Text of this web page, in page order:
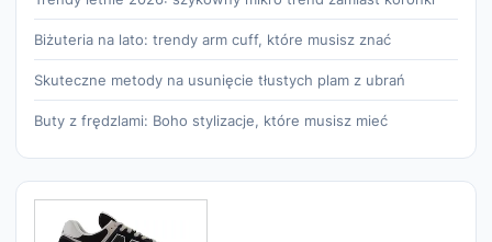
Biżuteria na lato: trendy arm cuff, które musisz znać
Skuteczne metody na usunięcie tłustych plam z ubrań
Buty z frędzlami: Boho stylizacje, które musisz mieć